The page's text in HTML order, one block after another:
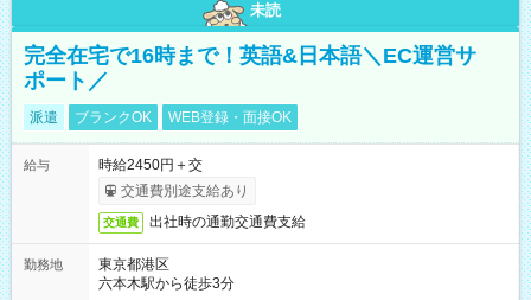
未読
完全在宅で16時まで！英語&日本語＼EC運営サ
ポート／
派遣 ブランクOK WEB登録・面接OK
給与
時給2450円＋交
交通費別途支給あり
交通費 出社時の通勤交通費支給
勤務地
東京都港区
六本木駅から徒歩3分